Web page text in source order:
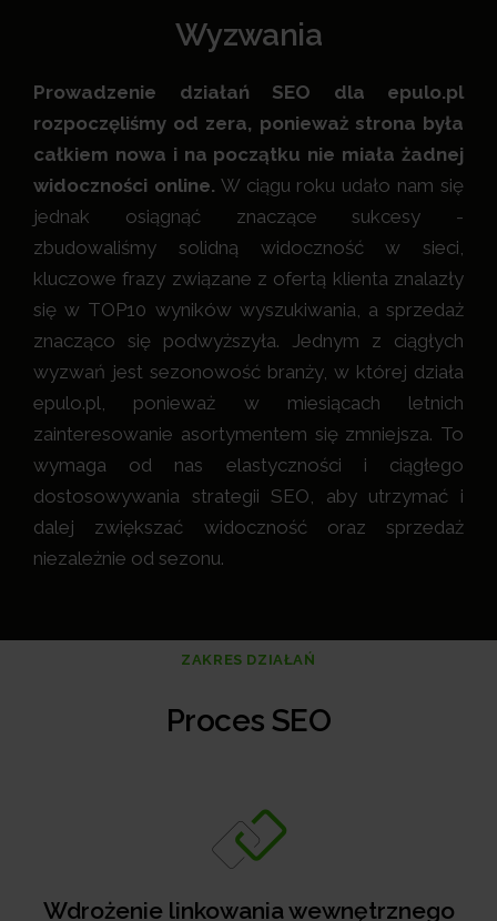
Wyzwania
Prowadzenie działań SEO dla epulo.pl
rozpoczęliśmy od zera, ponieważ strona była
całkiem nowa i na początku nie miała żadnej
widoczności online. W ciągu roku udało nam się
jednak osiągnąć znaczące sukcesy -
zbudowaliśmy solidną widoczność w sieci,
kluczowe frazy związane z ofertą klienta znalazły
się w TOP10 wyników wyszukiwania, a sprzedaż
znacząco się podwyższyła. Jednym z ciągłych
wyzwań jest sezonowość branży, w której działa
epulo.pl, ponieważ w miesiącach letnich
zainteresowanie asortymentem się zmniejsza. To
wymaga od nas elastyczności i ciągłego
dostosowywania strategii SEO, aby utrzymać i
dalej zwiększać widoczność oraz sprzedaż
niezależnie od sezonu.
ZAKRES DZIAŁAŃ
Proces SEO
Wdrożenie linkowania wewnętrznego